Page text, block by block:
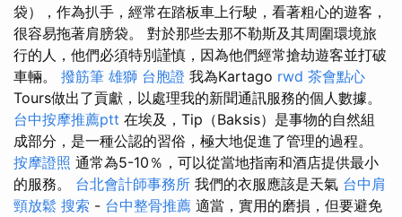
袋），作為扒手，經常在踏板車上行駛，看著粗心的遊客，
很容易拖著肩膀袋。 對於那些去那不勒斯及其周圍環境旅
行的人，他們必須特別謹慎，因為他們經常搶劫遊客並打破
車輛。 撥筋筆 雄獅 台胞證 我為Kartago rwd 茶會點心
Tours做出了貢獻，以處理我的新聞通訊服務的個人數據。
台中按摩推薦ptt 在埃及，Tip（Baksis）是事物的自然組
成部分，是一種公認​​的習俗，極大地促進了管理的過程。
按摩證照 通常為5-10％，可以從當地指南和酒店提供最小
的服務。 台北會計師事務所 我們的衣服應該是天氣 台中肩
頸放鬆 搜索 - 台中整骨推薦 適當，實用的磨損，但要避免